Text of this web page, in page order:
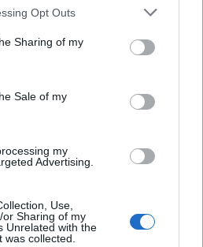
app uses one or more Google
behaviour. You may click to
and its third-party tags to
purposes in below Google
Opt Outs
Sharing of my
Sale of my
my
Advertising.
Use,
Sharing of my
Unrelated with the
collected.
med tiden, sier Tilheim
han om asfaltspremieren.
Johaug med
jeg er imponert over
her.